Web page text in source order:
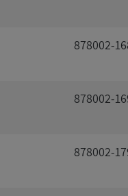
878002-
878002-
878002-